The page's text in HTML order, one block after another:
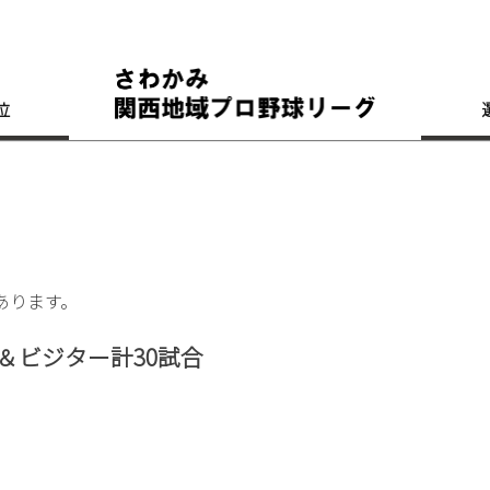
ます。
ビジター計30試合